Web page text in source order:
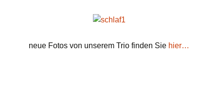
neue Fotos von unserem Trio finden Sie hier…